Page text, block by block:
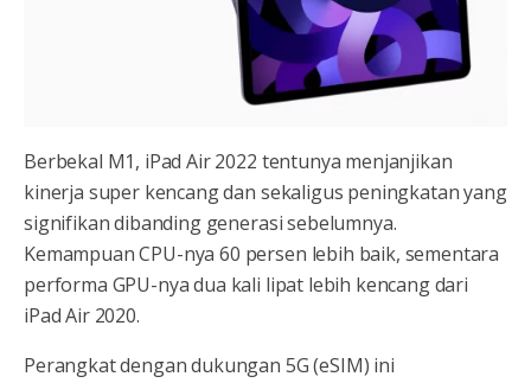
Berbekal M1, iPad Air 2022 tentunya menjanjikan
kinerja super kencang dan sekaligus peningkatan yang
signifikan dibanding generasi sebelumnya.
Kemampuan CPU-nya 60 persen lebih baik, sementara
performa GPU-nya dua kali lipat lebih kencang dari
iPad Air 2020.
Perangkat dengan dukungan 5G (eSIM) ini